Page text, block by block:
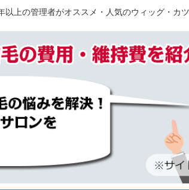
以上の管理者がオススメ・人気のウィッグ・カ